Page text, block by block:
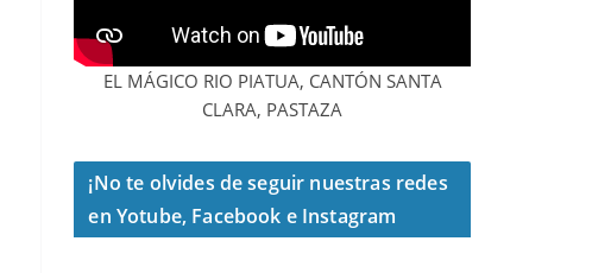
EL MÁGICO RIO PIATUA, CANTÓN SANTA
CLARA, PASTAZA
¡No te olvides de seguir nuestras redes
en Yotube, Facebook e Instagram